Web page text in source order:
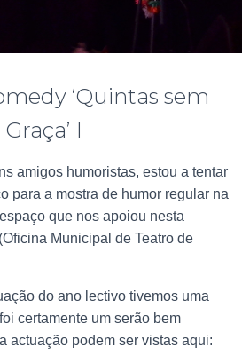
‘Quintas sem
Graça’ I
amigos humoristas, estou a tentar
para a mostra de humor regular na
que nos apoiou nesta
Municipal de Teatro de
do ano lectivo tivemos uma
certamente um serão bem
actuação podem ser vistas aqui: